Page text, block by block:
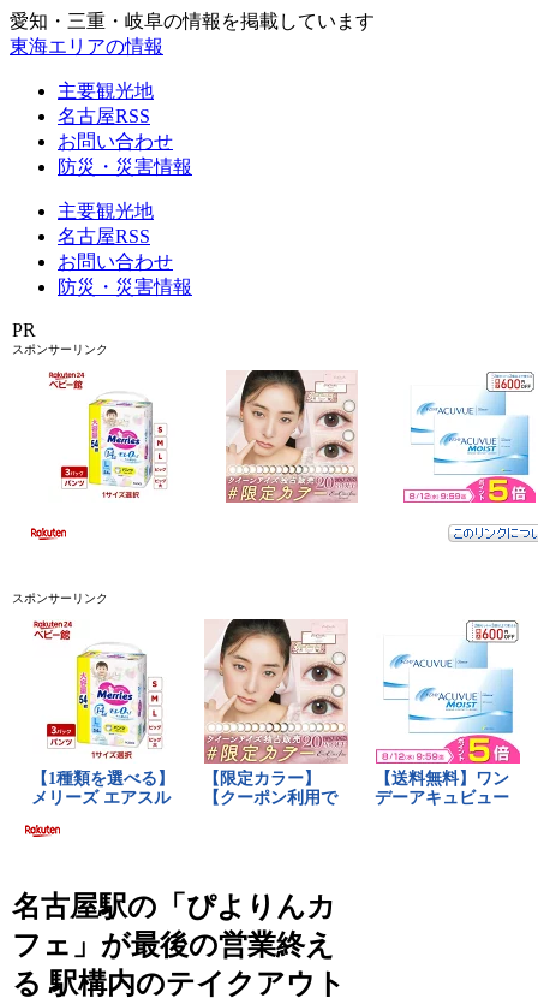
愛知・三重・岐阜の情報を掲載しています
東海エリアの情報
主要観光地
名古屋RSS
お問い合わせ
防災・災害情報
主要観光地
名古屋RSS
お問い合わせ
防災・災害情報
PR
スポンサーリンク
スポンサーリンク
名古屋駅の「ぴよりんカ
フェ」が最後の営業終え
る 駅構内のテイクアウト